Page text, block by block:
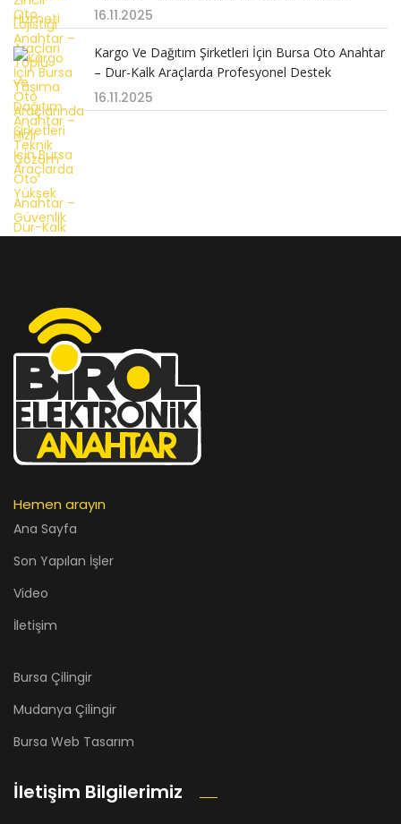
16.11.2025
Kargo Ve Dağıtım Şirketleri İçin Bursa Oto Anahtar
– Dur-Kalk Araçlarda Profesyonel Destek
16.11.2025
Hemen arayın
Ana Sayfa
Son Yapılan İşler
Video
İletişim
Bursa Çilingir
Mudanya Çilingir
Bursa Web Tasarım
İletişim Bilgilerimiz